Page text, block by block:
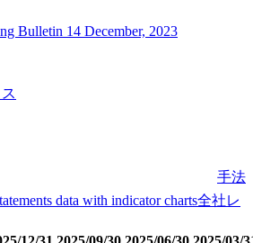
Bulletin 14 December, 2023
手法
data with indicator charts全社レ